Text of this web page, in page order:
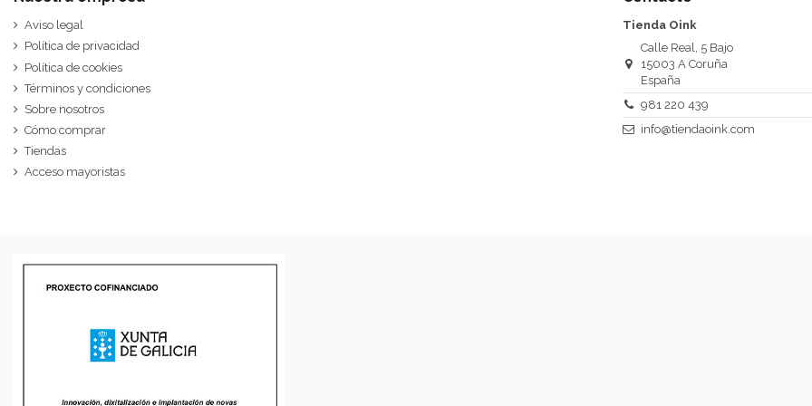
Aviso legal
Política de privacidad
Política de cookies
Términos y condiciones
Sobre nosotros
Cómo comprar
Tiendas
Acceso mayoristas
Tienda Oink
Calle Real, 5 Bajo
15003 A Coruña
España
981 220 439
info@tiendaoink.com